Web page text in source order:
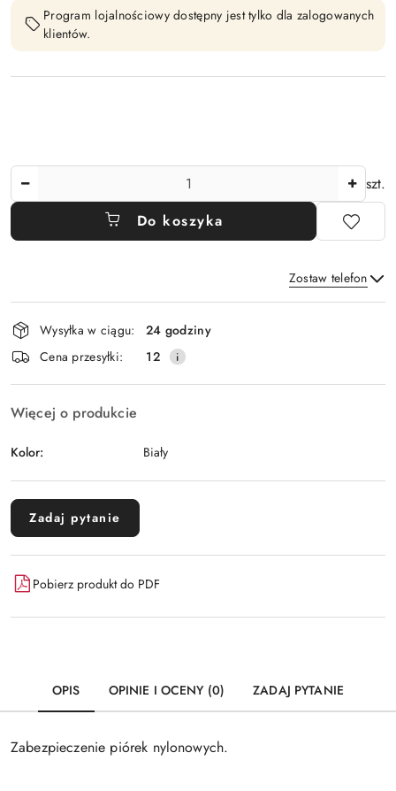
Program lojalnościowy dostępny jest tylko dla zalogowanych
klientów.
szt.
Do koszyka
Zostaw telefon
Wyślij
Dostępność
i
dostawa
Wysyłka w ciągu:
24 godziny
Cena przesyłki:
12
Więcej o produkcie
Kolor: Biały
Zadaj pytanie
Pobierz produkt do PDF
OPIS OPINIE I OCENY (0) ZADAJ PYTANIE
Zabezpieczenie piórek nylonowych.